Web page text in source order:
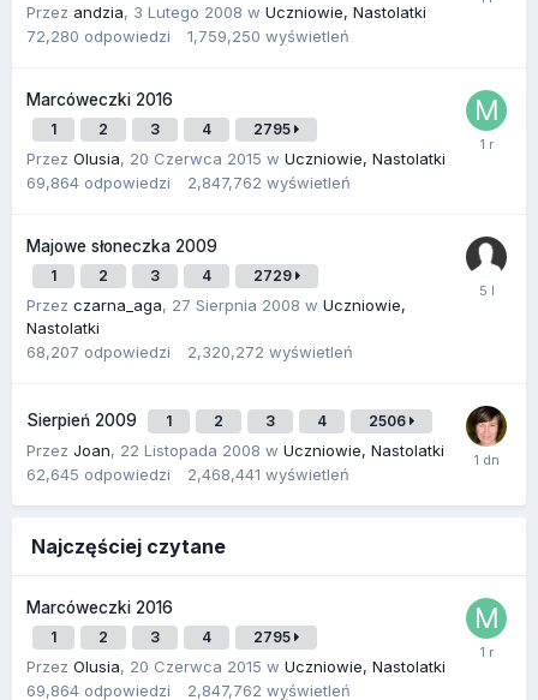
Przez andzia, 3 Lutego 2008 w Uczniowie, Nastolatki
72,280 odpowiedzi 1,759,250 wyświetleń
Marcóweczki 2016
1 2 3 4 2795
Przez Olusia, 20 Czerwca 2015 w Uczniowie, Nastolatki
69,864 odpowiedzi 2,847,762 wyświetleń
Majowe słoneczka 2009
1 2 3 4 2729
Przez czarna_aga, 27 Sierpnia 2008 w Uczniowie,
Nastolatki
68,207 odpowiedzi 2,320,272 wyświetleń
Sierpień 2009 1 2 3 4 2506
Przez Joan, 22 Listopada 2008 w Uczniowie, Nastolatki
62,645 odpowiedzi 2,468,441 wyświetleń
Najczęściej czytane
Marcóweczki 2016
1 2 3 4 2795
Przez Olusia, 20 Czerwca 2015 w Uczniowie, Nastolatki
69,864 odpowiedzi 2,847,762 wyświetleń